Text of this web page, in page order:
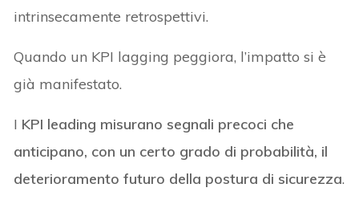
intrinsecamente retrospettivi.
Quando un KPI lagging peggiora, l’impatto si è
già manifestato.
I KPI leading misurano segnali precoci che
anticipano, con un certo grado di probabilità, il
deterioramento futuro della postura di sicurezza.